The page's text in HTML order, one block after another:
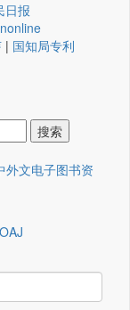
日报
| 国知局专利
外文电子图书资